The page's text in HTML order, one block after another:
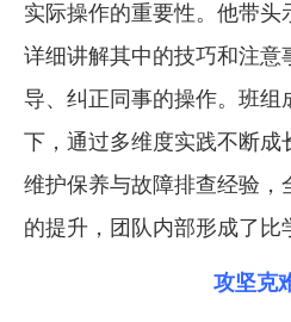
实际操作的重要性。他带头
详细讲解其中的技巧和注意
导、纠正同事的操作。班组
下，通过多维度实践不断成
维护保养与故障排查经验，
的提升，团队内部形成了比
攻坚克